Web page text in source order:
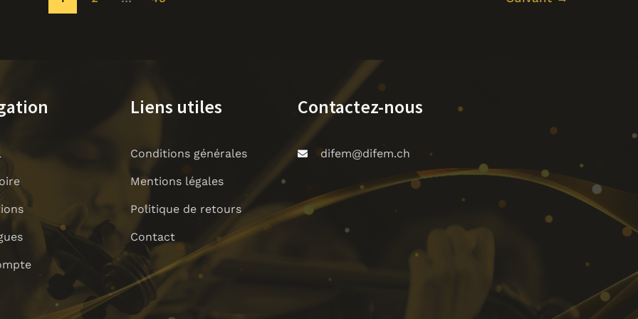
Liens utiles
Conditions générales
Mentions légales
Politique de retours
Contact
Contactez-nous
difem@difem.ch